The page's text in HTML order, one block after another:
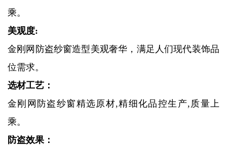
乘。
美观度:
金刚网防盗纱窗造型美观奢华，满足人们现代装饰品
位需求。
选材工艺：
金刚网防盗纱窗精选原材,精细化品控生产,质量上
乘。
防盗效果：